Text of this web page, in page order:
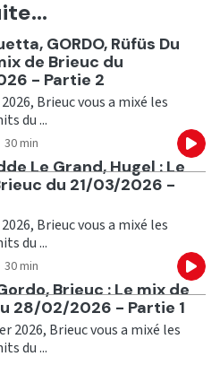
GORDO, Rüfüs Du
de Brieuc du
- Partie 2
Brieuc vous a mixé les
du ...
30 min
Le Grand, Hugel : Le
du 21/03/2026 -
Brieuc vous a mixé les
du ...
30 min
Brieuc : Le mix de
28/02/2026 - Partie 1
2026, Brieuc vous a mixé les
du ...